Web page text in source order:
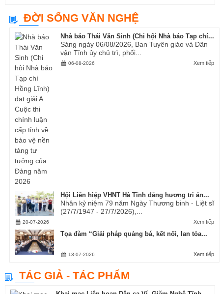
ĐỜI SỐNG VĂN NGHỆ
Nhà báo Thái Văn Sinh (Chi hội Nhà báo Tạp chí...
Sáng ngày 06/08/2026, Ban Tuyên giáo và Dân
vận Tỉnh ủy chủ trì, phối...
Xem tiếp
06-08-2026
Hội Liên hiệp VHNT Hà Tĩnh dâng hương tri ân...
Nhân kỷ niệm 79 năm Ngày Thương binh - Liệt sĩ
(27/7/1947 - 27/7/2026),...
Xem tiếp
20-07-2026
Tọa đàm “Giải pháp quảng bá, kết nối, lan tỏa...
Xem tiếp
13-07-2026
TÁC GIẢ - TÁC PHẨM